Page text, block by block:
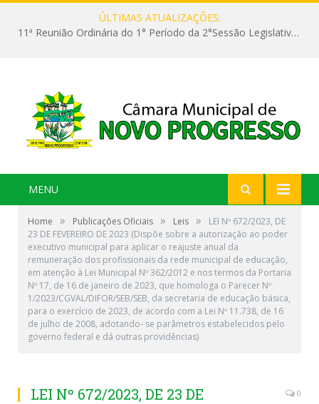
ÚLTIMAS ATUALIZAÇÕES:
11ª Reunião Ordinária do 1° Período da 2°Sessão Legislativa da 9ª Legislatura do Poder Legislativo
MENU
Home » Publicações Oficiais » Leis »
LEI Nº 672/2023, DE
23 DE FEVEREIRO DE 2023 (Dispõe sobre a autorização ao poder
executivo municipal para aplicar o reajuste anual da
remuneração dos profissionais da rede municipal de educação,
em atenção à Lei Municipal Nº 362/2012 e nos termos da Portaria
Nº 17, de 16 de janeiro de 2023, que homologa o Parecer Nº
1/2023/CGVAL/DIFOR/SEB/SEB, da secretaria de educação básica,
para o exercício de 2023, de acordo com a Lei Nº 11.738, de 16
de julho de 2008, adotando- se parâmetros estabelecidos pelo
governo federal e dá outras providências)
LEI Nº 672/2023, DE 23 DE
0